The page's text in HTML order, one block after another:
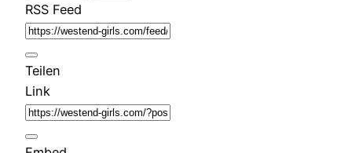
RSS Feed
Teilen
Link